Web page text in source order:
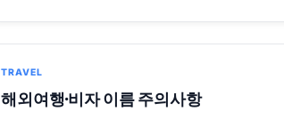
TRAVEL
해외여행·비자 이름 주의사항